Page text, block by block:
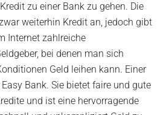
zu einer Bank zu gehen. Die
weiterhin Kredit an, jedoch gibt
Internet zahlreiche
bei denen man sich
Geld leihen kann. Einer
Bank. Sie bietet faire und gute
und ist eine hervorragende